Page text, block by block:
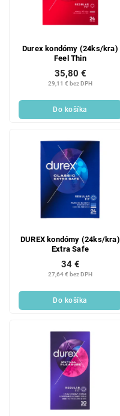
Durex kondómy (24ks/kra)
Feel Thin
29,11 € bez DPH
35,80 €
Do košíka
DUREX kondómy (24ks/kra)
Extra Safe
27,64 € bez DPH
34 €
Do košíka